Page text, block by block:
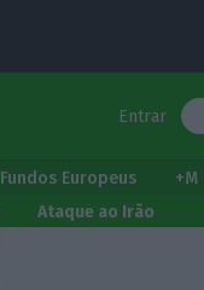
Entrar
Fundos Europeus +M
Ataque ao Irão